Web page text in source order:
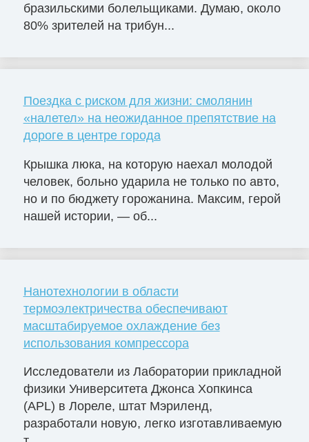
бразильскими болельщиками. Думаю, около
80% зрителей на трибун...
Поездка с риском для жизни: смолянин
«налетел» на неожиданное препятствие на
дороге в центре города
Крышка люка, на которую наехал молодой
человек, больно ударила не только по авто,
но и по бюджету горожанина. Максим, герой
нашей истории, — об...
Нанотехнологии в области
термоэлектричества обеспечивают
масштабируемое охлаждение без
использования компрессора
Исследователи из Лаборатории прикладной
физики Университета Джонса Хопкинса
(APL) в Лореле, штат Мэриленд,
разработали новую, легко изготавливаемую